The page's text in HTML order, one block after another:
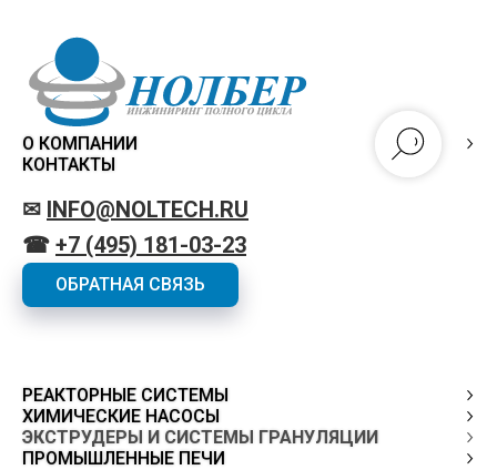
О КОМПАНИИ
КОНТАКТЫ
✉ INFO@NOLTECH.RU
☎ +7 (495) 181-03-23
ОБРАТНАЯ СВЯЗЬ
РЕАКТОРНЫЕ СИСТЕМЫ
ХИМИЧЕСКИЕ НАСОСЫ
ЭКСТРУДЕРЫ И СИСТЕМЫ ГРАНУЛЯЦИИ
ПРОМЫШЛЕННЫЕ ПЕЧИ